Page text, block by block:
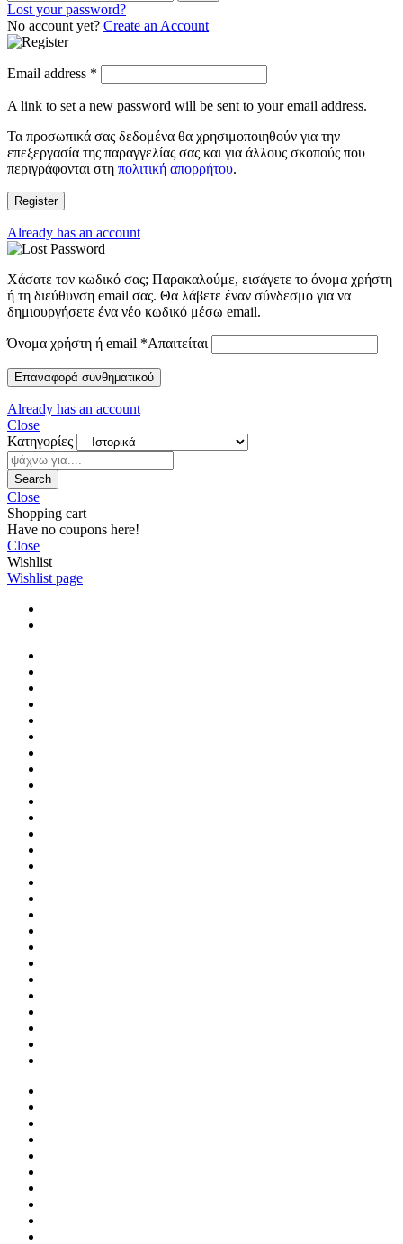
Lost your password?
No account yet? Create an Account
Email address *
A link to set a new password will be sent to your email address.
Τα προσωπικά σας δεδομένα θα χρησιμοποιηθούν για την
επεξεργασία της παραγγελίας σας και για άλλους σκοπούς που
περιγράφονται στη πολιτική απορρήτου.
Register
Already has an account
Χάσατε τον κωδικό σας; Παρακαλούμε, εισάγετε το όνομα χρήστη
ή τη διεύθυνση email σας. Θα λάβετε έναν σύνδεσμο για να
δημιουργήσετε ένα νέο κωδικό μέσω email.
Όνομα χρήστη ή email *Απαιτείται
Επαναφορά συνθηματικού
Already has an account
Close
Κατηγορίες
Search
Close
Shopping cart
Have no coupons here!
Close
Wishlist
Wishlist page